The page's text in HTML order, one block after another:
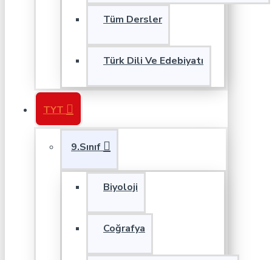
Tüm Dersler
Türk Dili Ve Edebiyatı
TYT
9.Sınıf
Biyoloji
Coğrafya